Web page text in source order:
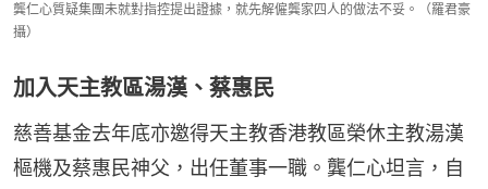
龔仁心質疑集團未就對指控提出證據，就先解僱龔家四人的做法不妥。（羅君豪
攝）
加入天主教區湯漢、蔡惠民
慈善基金去年底亦邀得天主教香港教區榮休主教湯漢
樞機及蔡惠民神父，出任董事一職。龔仁心坦言，自